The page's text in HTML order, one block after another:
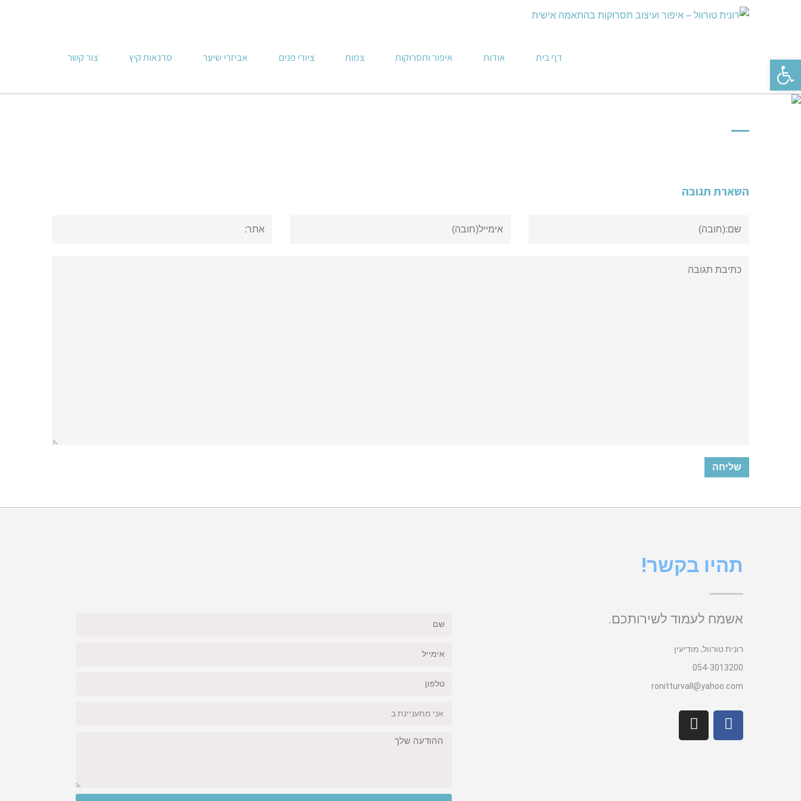
דף בית אודות איפור ותסרוקות צמות ציורי פנים אביזרי שיער סדנאות קיץ צור קשר
השארת תגובה
תהיו בקשר!
אשמח לעמוד לשירותכם.
רונית טורוול, מודיעין
054-3013200
ronitturvall@yahoo.com
פתח סרגל נגישות